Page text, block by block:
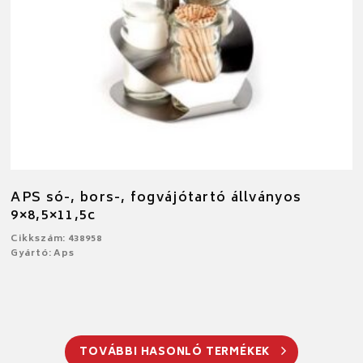
APS só-, bors-, fogvájótartó állványos
9×8,5×11,5c
Cikkszám: 438958
Gyártó: Aps
TOVÁBBI HASONLÓ TERMÉKEK